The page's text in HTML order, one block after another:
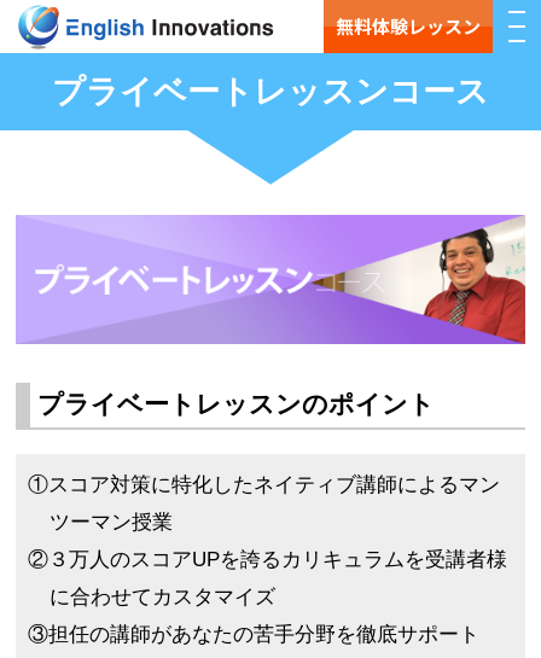
無料体験レッスン
プライベートレッスンコース
プライベートレッスンのポイント
①スコア対策に特化したネイティブ講師によるマン
ツーマン授業
②３万人のスコアUPを誇るカリキュラムを受講者様
に合わせてカスタマイズ
③担任の講師があなたの苦手分野を徹底サポート